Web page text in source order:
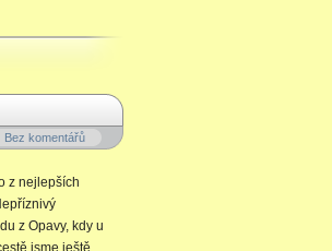
Bez komentářů
z nejlepších
z Opavy, kdy u
jsme ještě